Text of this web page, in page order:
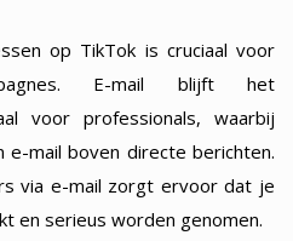
op TikTok is cruciaal voor
E-mail blijft het
voor professionals, waarbij
mail boven directe berichten.
via e-mail zorgt ervoor dat je
en serieus worden genomen.